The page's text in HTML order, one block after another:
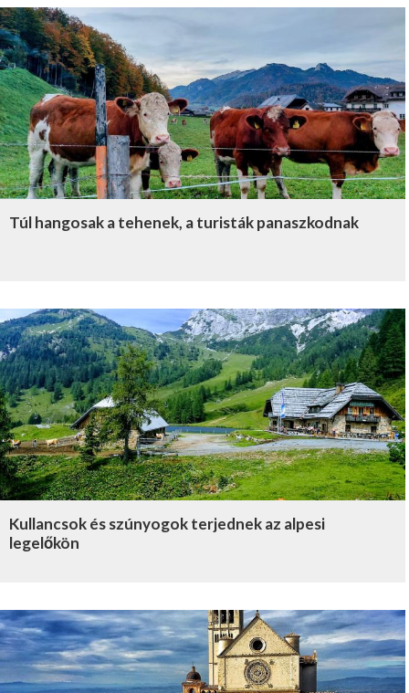
Túl hangosak a tehenek, a turisták panaszkodnak
Kullancsok és szúnyogok terjednek az alpesi
legelőkön